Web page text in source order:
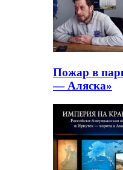
Пожар в
— Аляска»